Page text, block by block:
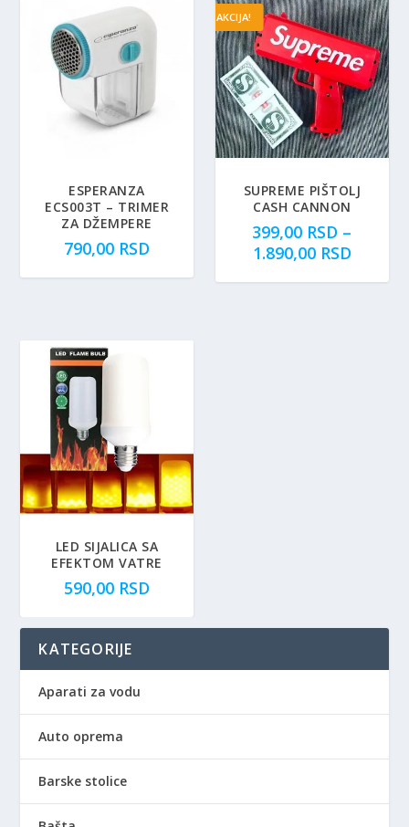
ESPERANZA
ECS003T – TRIMER
ZA DŽEMPERE
790,00 RSD
AKCIJA!
SUPREME PIŠTOLJ
CASH CANNON
399,00 RSD –
1.890,00 RSDR
0
R
D
o
.
LED SIJALICA SA
EFEKTOM VATRE
590,00 RSD
KATEGORIJE
Aparati za vodu
Auto oprema
Barske stolice